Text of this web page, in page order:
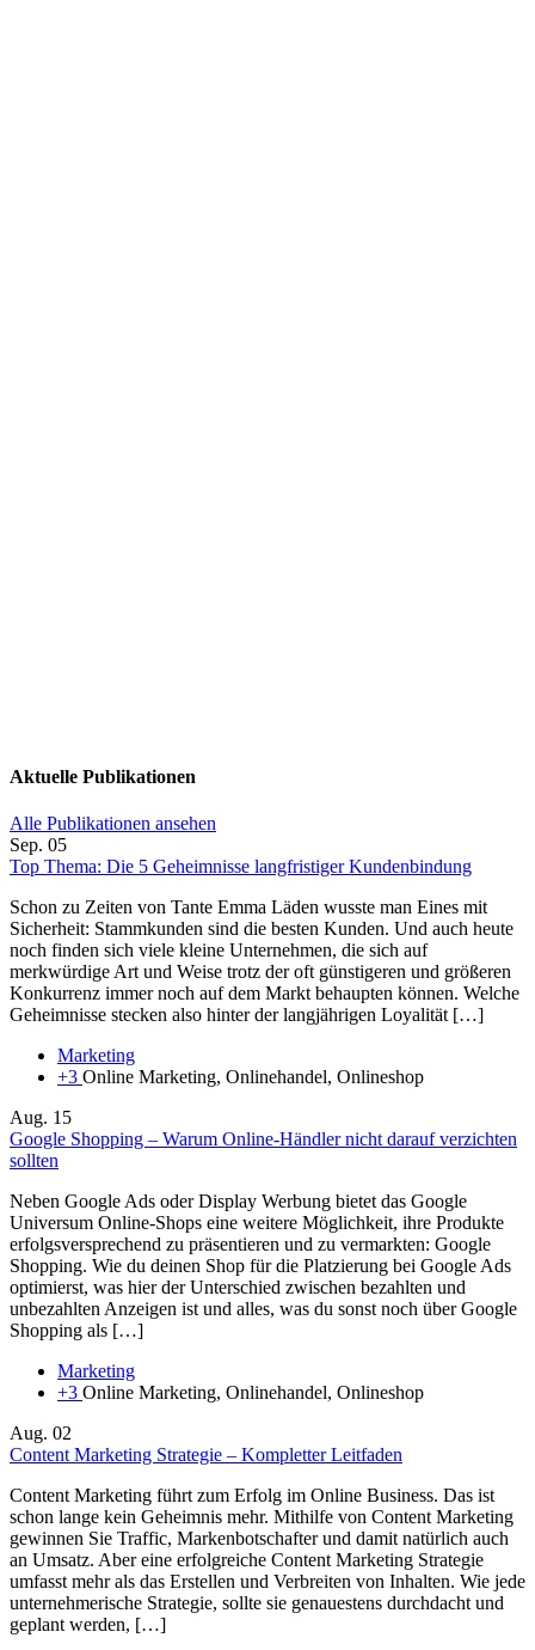
Aktuelle Publikationen
Alle Publikationen ansehen
Sep. 05
Top Thema: Die 5 Geheimnisse langfristiger Kundenbindung
Schon zu Zeiten von Tante Emma Läden wusste man Eines mit
Sicherheit: Stammkunden sind die besten Kunden. Und auch heute
noch finden sich viele kleine Unternehmen, die sich auf
merkwürdige Art und Weise trotz der oft günstigeren und größeren
Konkurrenz immer noch auf dem Markt behaupten können. Welche
Geheimnisse stecken also hinter der langjährigen Loyalität […]
Marketing
+3 Online Marketing, Onlinehandel, Onlineshop
Aug. 15
Google Shopping – Warum Online-Händler nicht darauf verzichten
sollten
Neben Google Ads oder Display Werbung bietet das Google
Universum Online-Shops eine weitere Möglichkeit, ihre Produkte
erfolgsversprechend zu präsentieren und zu vermarkten: Google
Shopping. Wie du deinen Shop für die Platzierung bei Google Ads
optimierst, was hier der Unterschied zwischen bezahlten und
unbezahlten Anzeigen ist und alles, was du sonst noch über Google
Shopping als […]
Marketing
+3 Online Marketing, Onlinehandel, Onlineshop
Aug. 02
Content Marketing Strategie – Kompletter Leitfaden
Content Marketing führt zum Erfolg im Online Business. Das ist
schon lange kein Geheimnis mehr. Mithilfe von Content Marketing
gewinnen Sie Traffic, Markenbotschafter und damit natürlich auch
an Umsatz. Aber eine erfolgreiche Content Marketing Strategie
umfasst mehr als das Erstellen und Verbreiten von Inhalten. Wie jede
unternehmerische Strategie, sollte sie genauestens durchdacht und
geplant werden, […]